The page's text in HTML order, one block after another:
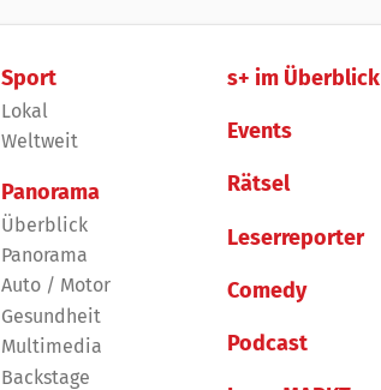
Sport
Lokal
Weltweit
Panorama
Überblick
Panorama
Auto / Motor
Gesundheit
Multimedia
Backstage
s+ im Überblick
Events
Rätsel
Leserreporter
Comedy
Podcast